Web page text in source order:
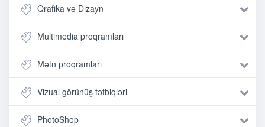
Qrafika və Dizayn
Multimedia proqramları
Mətn proqramları
Vizual görünüş tətbiqləri
PhotoShop